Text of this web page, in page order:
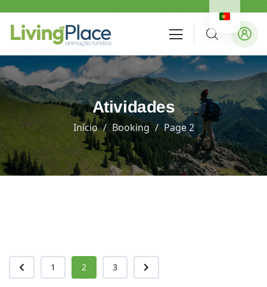
Atividades
Início Booking Page 2
1 2 3